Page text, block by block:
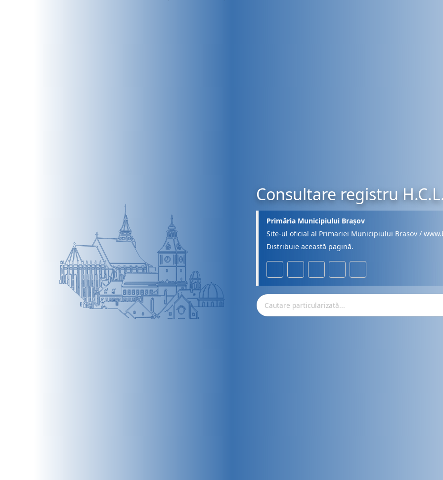
Consultare registru
Primăria Municipiului Brașov
Site-ul oficial al Primariei Municipiului Brasov /
Distribuie această pagină.